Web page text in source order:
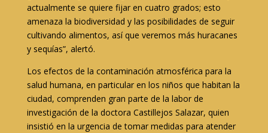
actualmente se quiere fijar en cuatro grados; esto
amenaza la biodiversidad y las posibilidades de seguir
cultivando alimentos, así que veremos más huracanes
y sequías”, alertó.
Los efectos de la contaminación atmosférica para la
salud humana, en particular en los niños que habitan la
ciudad, comprenden gran parte de la labor de
investigación de la doctora Castillejos Salazar, quien
insistió en la urgencia de tomar medidas para atender